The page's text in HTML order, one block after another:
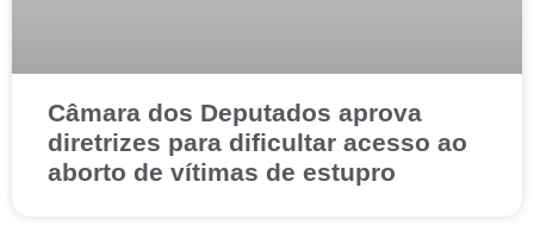
Câmara dos Deputados aprova
diretrizes para dificultar acesso ao
aborto de vítimas de estupro